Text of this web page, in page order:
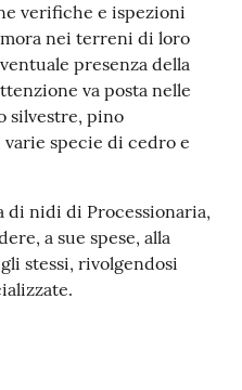
verifiche e ispezioni
nei terreni di loro
presenza della
va posta nelle
silvestre, pino
specie di cedro e
di nidi di Processionaria,
a sue spese, alla
stessi, rivolgendosi